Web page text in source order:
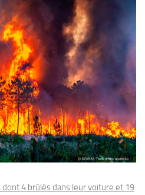
4 brûlés dans leur voiture et 19